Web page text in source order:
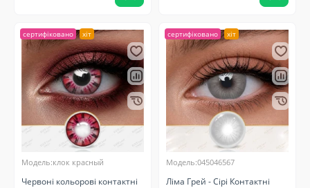
сертифіковано хіт
Модель:клок красный
Червоні кольорові контактні
сертифіковано хіт
Модель:045046567
Ліма Грей - Сірі Контактні